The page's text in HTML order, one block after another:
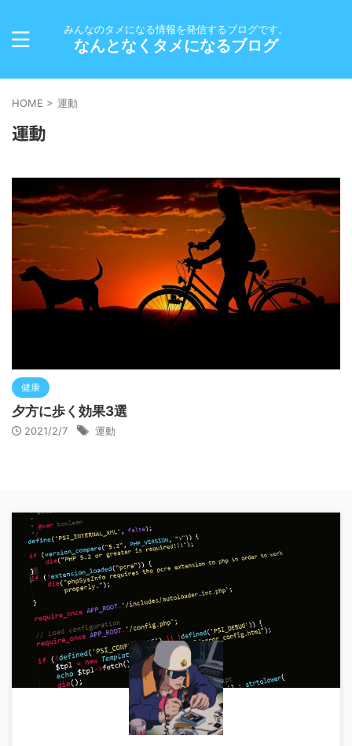
みんなのタメになる情報を発信するブログです。
なんとなくタメになるブログ
HOME > 運動
運動
健康
夕方に歩く効果3選
2021/2/7 運動